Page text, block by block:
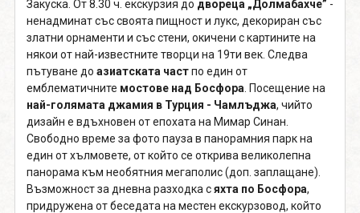
Закуска. От 8.30 ч. екскурзия до двореца „Долмабахче” -
ненадминат със своята пищност и лукс, декориран със
златни орнаменти и със стени, окичени с картините на
някои от най-известните творци на 19ти век. Следва
пътуване до азиатската частпо един от
емблематичните мостове над Босфора . Посещение на
най-голямата джамия в Турция - Чамлъджа, чийто
дизайн е вдъхновен от епохата на Мимар Синан.
Свободно време за фото пауза в панорамния парк на
един от хълмовете, от който се открива великолепна
панорама към необятния мегаполис (доп. заплащане).
Възможност за дневна разходка сяхта по Босфора,
придружена от беседата на местен екскурзовод, който